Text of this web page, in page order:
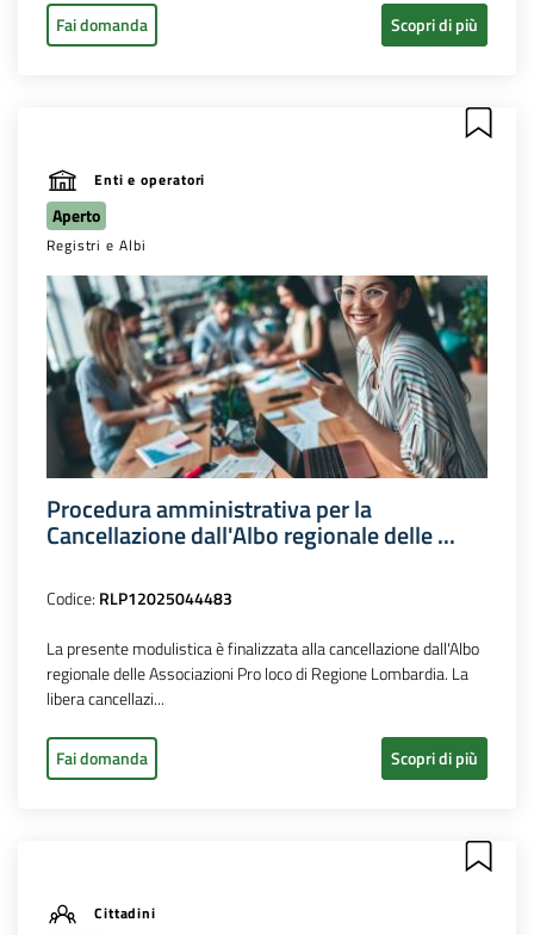
Fai domanda Scopri di più
Enti e operatori
Aperto
Registri e Albi
Procedura amministrativa per la
Cancellazione dall'Albo regionale delle ...
Codice: RLP12025044483
La presente modulistica è finalizzata alla cancellazione dall'Albo
regionale delle Associazioni Pro loco di Regione Lombardia. La
libera cancellazi...
Fai domanda Scopri di più
Cittadini